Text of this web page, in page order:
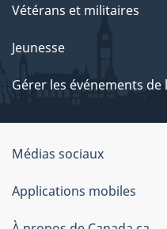
Vétérans et militaires
Jeunesse
Gérer les événements de
Organisation
du
gouvernement
Médias sociaux
Applications mobiles